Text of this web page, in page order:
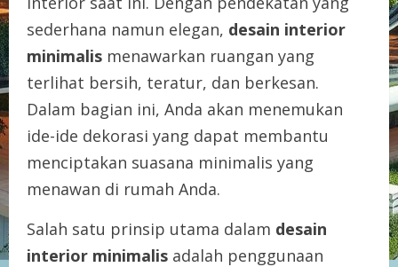
sederhana namun elegan, desain interior
minimalis menawarkan ruangan yang
terlihat bersih, teratur, dan berkesan.
Dalam bagian ini, Anda akan menemukan
ide-ide dekorasi yang dapat membantu
menciptakan suasana minimalis yang
menawan di rumah Anda.
Salah satu prinsip utama dalam desain
interior minimalis adalah penggunaan